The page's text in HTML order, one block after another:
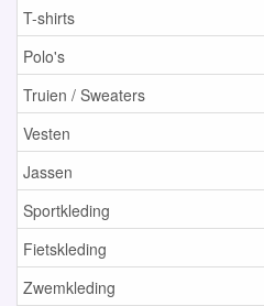
T-shirts
Polo's
Truien / Sweaters
Vesten
Jassen
Sportkleding
Fietskleding
Zwemkleding